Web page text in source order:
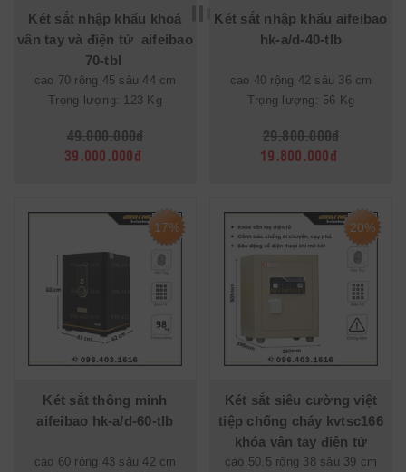
Két sắt nhập khẩu khoá
vân tay và điện tử aifeibao
70-tbl
cao 70 rộng 45 sâu 44 cm
Trọng lượng: 123 Kg
49.000.000đ
39.000.000đ
Két sắt nhập khẩu aifeibao
hk-a/d-40-tlb
cao 40 rộng 42 sâu 36 cm
Trọng lượng: 56 Kg
29.800.000đ
19.800.000đ
17%
Két sắt thông minh
aifeibao hk-a/d-60-tlb
cao 60 rộng 43 sâu 42 cm
20%
Két sắt siêu cường việt
tiệp chống cháy kvtsc166
khóa vân tay điện tử
cao 50.5 rộng 38 sâu 39 cm